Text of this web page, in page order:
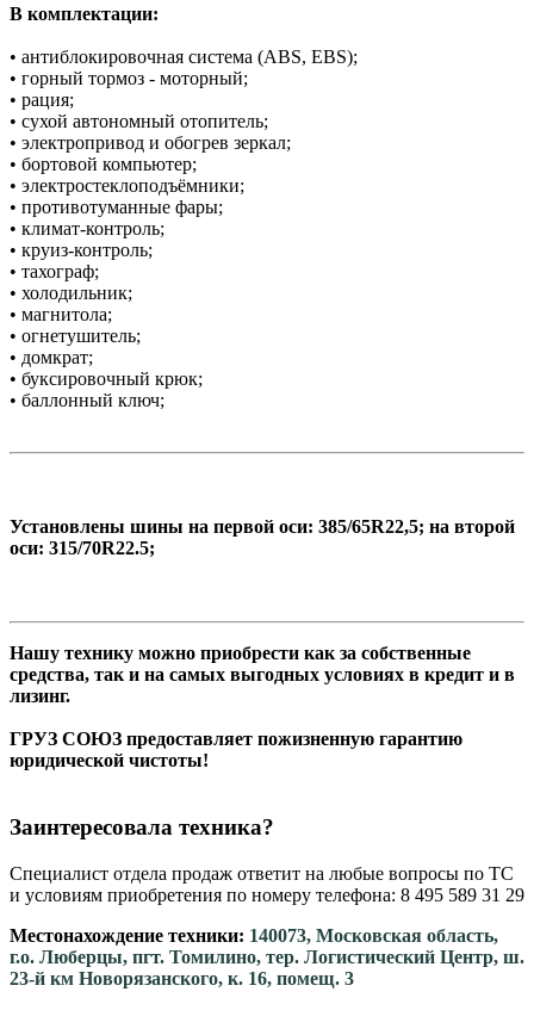
В комплектации:
• антиблокировочная система (АBS, EBS);
• горный тормоз - моторный;
• рация;
• сухой автономный отопитель;
• электропривод и обогрев зеркал;
• бортовой компьютер;
• электростеклоподъёмники;
• противотуманные фары;
• климат-контроль;
• круиз-контроль;
• тахограф;
• холодильник;
• магнитола;
• огнетушитель;
• домкрат;
• буксировочный крюк;
• баллонный ключ;
Установлены шины на первой оси: 385/65R22,5; на второй
оси: 315/70R22.5;
Нашу технику можно приобрести как за собственные
средства, так и на самых выгодных условиях в кредит и в
лизинг.
ГРУЗ СОЮЗ предоставляет пожизненную гарантию
юридической чистоты!
Заинтересовала техника?
Специалист отдела продаж ответит на любые вопросы по ТС
и условиям приобретения по номеру телефона: 8 495 589 31 29
Местонахождение техники: 140073, Московская область,
г.о. Люберцы, пгт. Томилино, тер. Логистический Центр, ш.
23-й км Новорязанского, к. 16, помещ. 3